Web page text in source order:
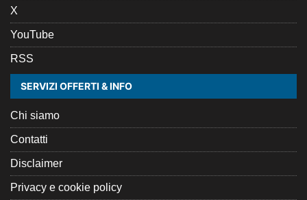
X
YouTube
RSS
SERVIZI OFFERTI & INFO
Chi siamo
Contatti
Disclaimer
Privacy e cookie policy